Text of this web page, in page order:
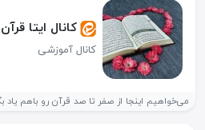
کانال ایتا
کانال آموزشی
می‌خواهیم اینجا از صفر تا صد قرآن رو باهم یاد